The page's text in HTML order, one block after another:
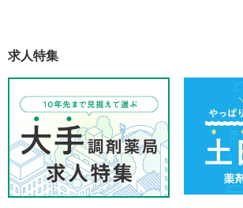
求人特集